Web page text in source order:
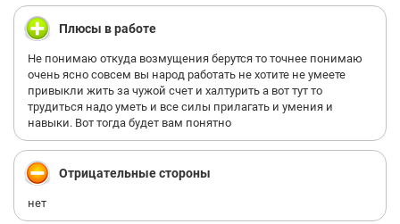
Плюсы в работе
Не понимаю откуда возмущения берутся то точнее понимаю
очень ясно совсем вы народ работать не хотите не умеете
привыкли жить за чужой счет и халтурить а вот тут то
трудиться надо уметь и все силы прилагать и умения и
навыки. Вот тогда будет вам понятно
Отрицательные стороны
нет